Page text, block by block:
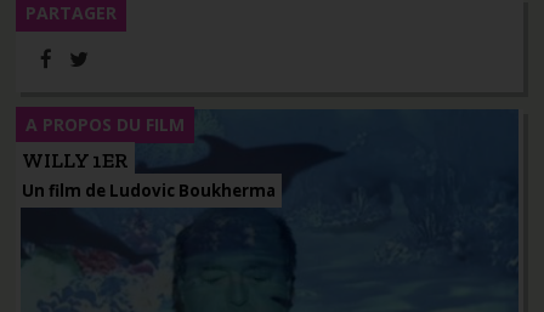
PARTAGER
WILLY 1ER
Un film de Ludovic Boukherma
A PROPOS DU FILM